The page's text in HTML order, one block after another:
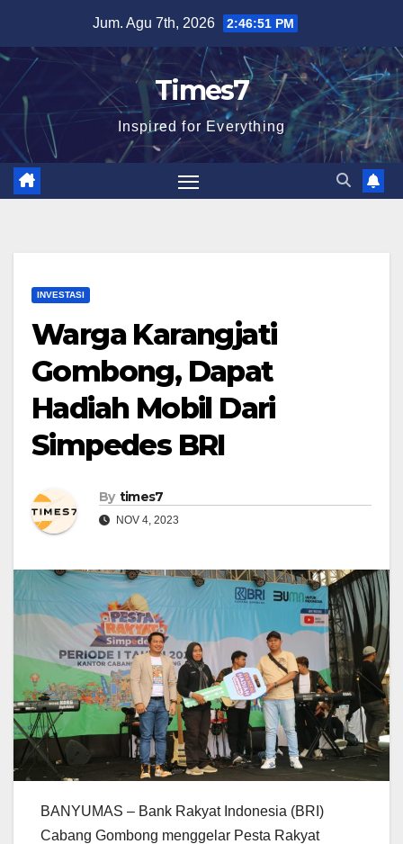
content
Jum. Agu 7th, 2026 2:46:53 PM
Times7
Inspired for Everything
INVESTASI
Warga Karangjati
Gombong, Dapat
Hadiah Mobil Dari
Simpedes BRI
By times7
NOV 4, 2023
BANYUMAS – Bank Rakyat Indonesia (BRI)
Cabang Gombong menggelar Pesta Rakyat